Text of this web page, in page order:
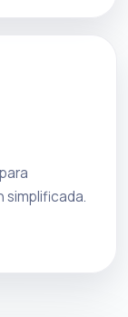
simplificada.